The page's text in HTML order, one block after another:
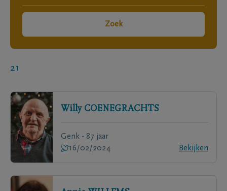
Zoek
21
Willy COENEGRACHTS
Genk - 87 jaar
16/02/2024
Bekijken